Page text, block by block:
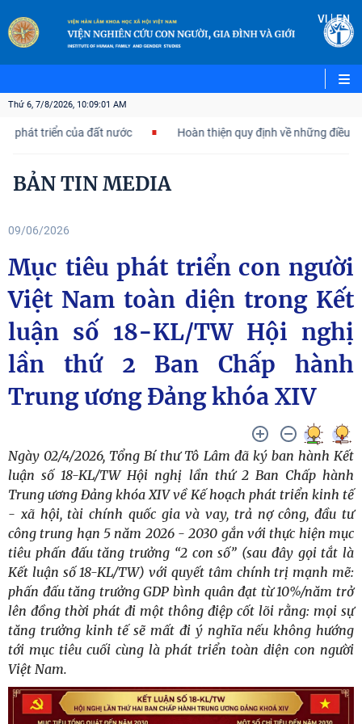
VI |EN
Thứ 6, 7/8/2026, 10:09:01 AM
phát triển của đất nước Hoàn thiện quy định về những điều
BẢN TIN MEDIA
09/06/2026
Mục tiêu phát triển con người
Việt Nam toàn diện trong Kết
luận số 18-KL/TW Hội nghị
lần thứ 2 Ban Chấp hành
Trung ương Đảng khóa XIV
Ngày 02/4/2026, Tổng Bí thư Tô Lâm đã ký ban hành Kết
luận số 18-KL/TW Hội nghị lần thứ 2 Ban Chấp hành
Trung ương Đảng khóa XIV về Kế hoạch phát triển kinh tế
- xã hội, tài chính quốc gia và vay, trả nợ công, đầu tư
công trung hạn 5 năm 2026 - 2030 gắn với thực hiện mục
tiêu phấn đấu tăng trưởng “2 con số” (sau đây gọi tắt là
Kết luận số 18-KL/TW) với quyết tâm chính trị mạnh mẽ:
phấn đấu tăng trưởng GDP bình quân đạt từ 10%/năm trở
lên đồng thời phát đi một thông điệp cốt lõi rằng: mọi sự
tăng trưởng kinh tế sẽ mất đi ý nghĩa nếu không hướng
tới mục tiêu cuối cùng là phát triển toàn diện con người
Việt Nam.